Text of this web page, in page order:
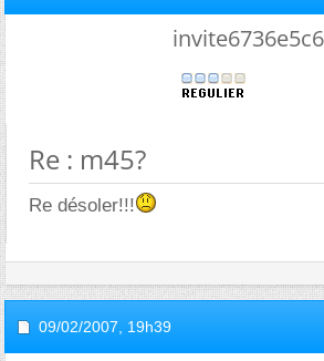
invite6736e5c6
Re : m45?
Re désoler!!!
09/02/2007, 19h39